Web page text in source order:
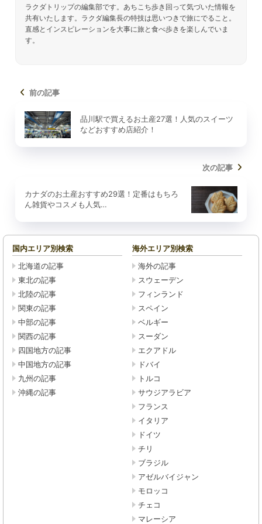
ラクダトリップの編集部です。あちこち歩き回って気づいた情報を
共有いたします。ラクダ編集長の特技は思いつきで旅にでること。
直感とインスピレーションを大事に旅と食べ歩きを楽しんでいま
す。
前の記事
品川駅で買えるお土産27選！人気のスイーツ
などおすすめ店紹介！
次の記事
カナダのお土産おすすめ29選！定番はもちろ
ん雑貨やコスメも人気…
国内エリア別検索
北海道の記事
東北の記事
北陸の記事
関東の記事
中部の記事
関西の記事
四国地方の記事
中国地方の記事
九州の記事
沖縄の記事
海外エリア別検索
海外の記事
スウェーデン
フィンランド
スペイン
ベルギー
スーダン
エクアドル
ドバイ
トルコ
サウジアラビア
フランス
イタリア
ドイツ
チリ
ブラジル
アゼルバイジャン
モロッコ
チェコ
マレーシア